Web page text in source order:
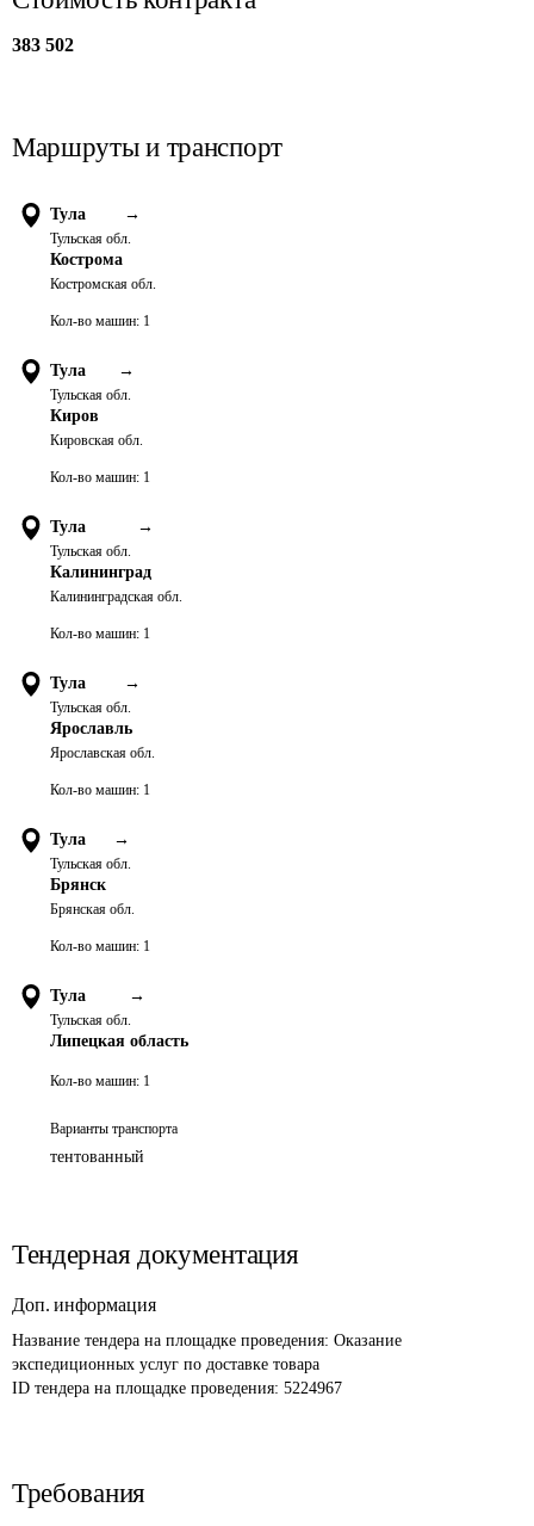
383 502
Маршруты и транспорт
Тула →
Тульская обл.
Кострома
Костромская обл.
Кол-во машин: 1
Тула →
Тульская обл.
Киров
Кировская обл.
Кол-во машин: 1
Тула →
Тульская обл.
Калининград
Калининградская обл.
Кол-во машин: 1
Тула →
Тульская обл.
Ярославль
Ярославская обл.
Кол-во машин: 1
Тула →
Тульская обл.
Брянск
Брянская обл.
Кол-во машин: 1
Тула →
Тульская обл.
Липецкая область
Кол-во машин: 1
Варианты транспорта
тентованный
Тендерная документация
Доп. информация
Название тендера на площадке проведения: Оказание
экспедиционных услуг по доставке товара
ID тендера на площадке проведения: 5224967
Требования